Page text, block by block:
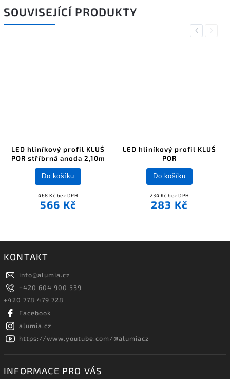
SOUVISEJÍCÍ PRODUKTY
Previous
LED hliníkový profil KLUŚ
POR stříbrná anoda 2,10m
468 Kč bez DPH
566 Kč
Do košíku
LED hliníkový profil KLUŚ
POR
234 Kč bez DPH
283 Kč
Do košíku
Next
KONTAKT
info@alumia.cz
+420 604 900 539
+420 778 479 728
Facebook
alumia.cz
https://www.youtube.com/@alumiacz
INFORMACE PRO VÁS